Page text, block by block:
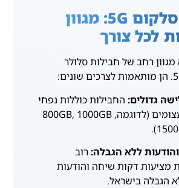
חבילות סלקום 5G: מגוון
לכל צורך
רחב של חבילות סלולר
גדולים: החבילות כוללות נפחי
גלישה עצומים (לדוגמה, 800GB, 1000GB
ללא הגבלה:רוב
מציעות דקות שיחה והודעות